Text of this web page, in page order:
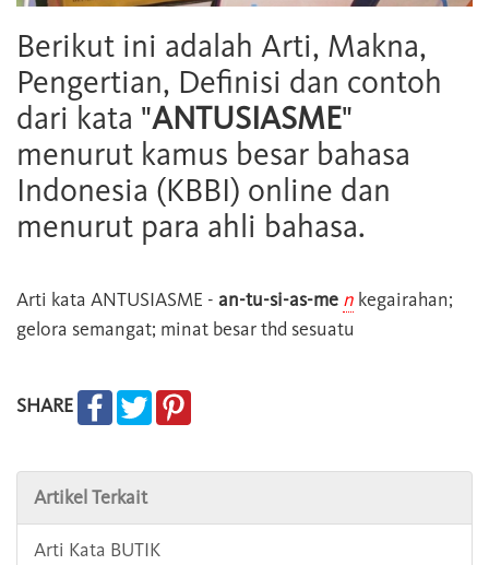
Berikut ini adalah Arti, Makna,
Pengertian, Definisi dan contoh
dari kata "ANTUSIASME"
menurut kamus besar bahasa
Indonesia (KBBI) online dan
menurut para ahli bahasa.
Arti kata ANTUSIASME - an-tu-si-as-me n kegairahan;
gelora semangat; minat besar thd sesuatu
SHARE
Artikel Terkait
Arti Kata BUTIK